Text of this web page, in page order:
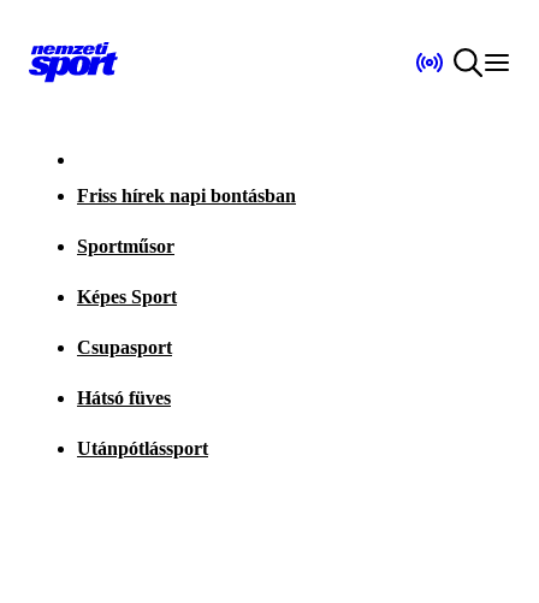
Friss hírek napi bontásban
Sportműsor
Képes Sport
Csupasport
Hátsó füves
Utánpótlássport